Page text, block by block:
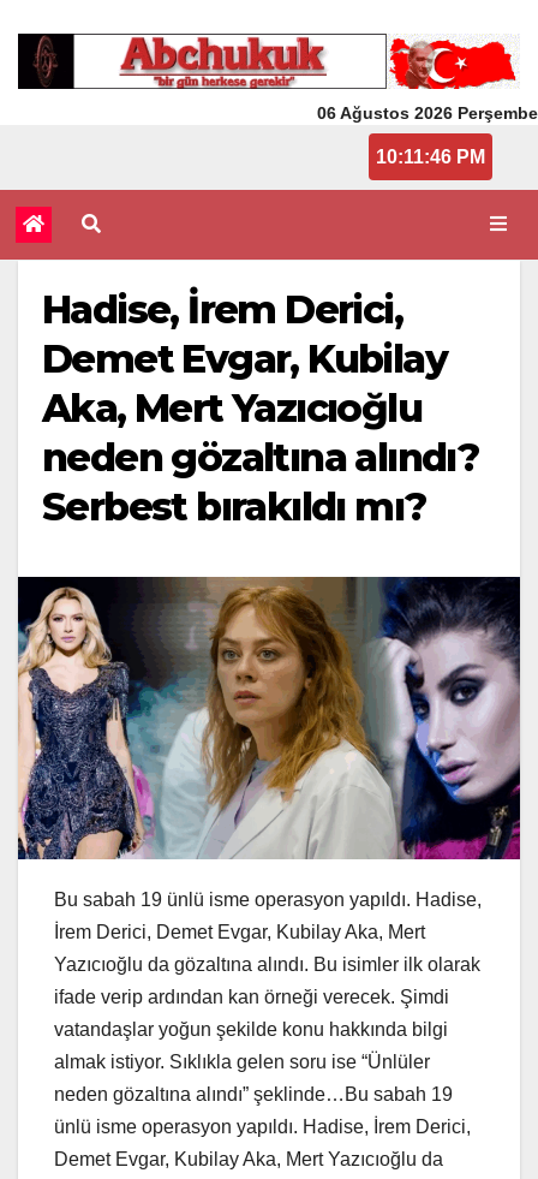
06 Ağustos 2026 Perşembe
10:11:46 PM
Hadise, İrem Derici,
Demet Evgar, Kubilay
Aka, Mert Yazıcıoğlu
neden gözaltına alındı?
Serbest bırakıldı mı?
Bu sabah 19 ünlü isme operasyon yapıldı. Hadise,
İrem Derici, Demet Evgar, Kubilay Aka, Mert
Yazıcıoğlu da gözaltına alındı. Bu isimler ilk olarak
ifade verip ardından kan örneği verecek. Şimdi
vatandaşlar yoğun şekilde konu hakkında bilgi
almak istiyor. Sıklıkla gelen soru ise “Ünlüler
neden gözaltına alındı” şeklinde…Bu sabah 19
ünlü isme operasyon yapıldı. Hadise, İrem Derici,
Demet Evgar, Kubilay Aka, Mert Yazıcıoğlu da